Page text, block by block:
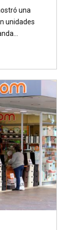
una
unidades